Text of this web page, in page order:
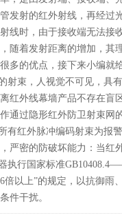
发射的红外射线，再经
线时，由于接收端无法
随着发射距离的增加，
多的优点，接下来小编就
射束，人视觉不可见，具
红外线幕墙产品不存在盲
通过隐形红外防卫射束网
有红外脉冲编码射束为报
严密的防破坏能力：当
执行国家标准
倍以上”的规定，以抗御
件干扰。